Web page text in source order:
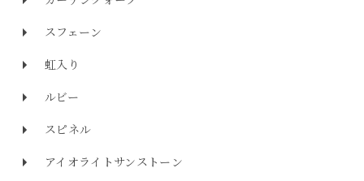
スフェーン
虹入り
ルビー
スピネル
アイオライトサンストーン